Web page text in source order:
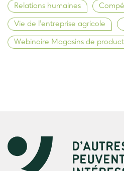
Relations humaines
Vie de l’entreprise agricole
Webinaire Magasins de